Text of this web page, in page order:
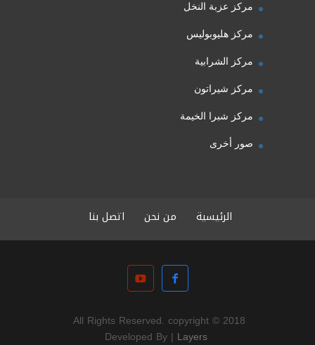
مركز عزبة النخل
مركز هليوبوليس
مركز الشرابية
مركز شيراتون
مركز شبرا الخيمة
صور أخرى
الرئيسية من نحن اتصل بنا
All Rights Reserved. copyright © 2018
Developed By |
Layers